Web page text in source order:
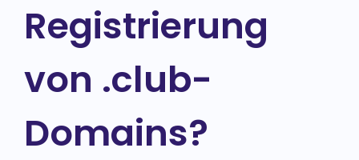
Registrierung
von .club-
Domains?